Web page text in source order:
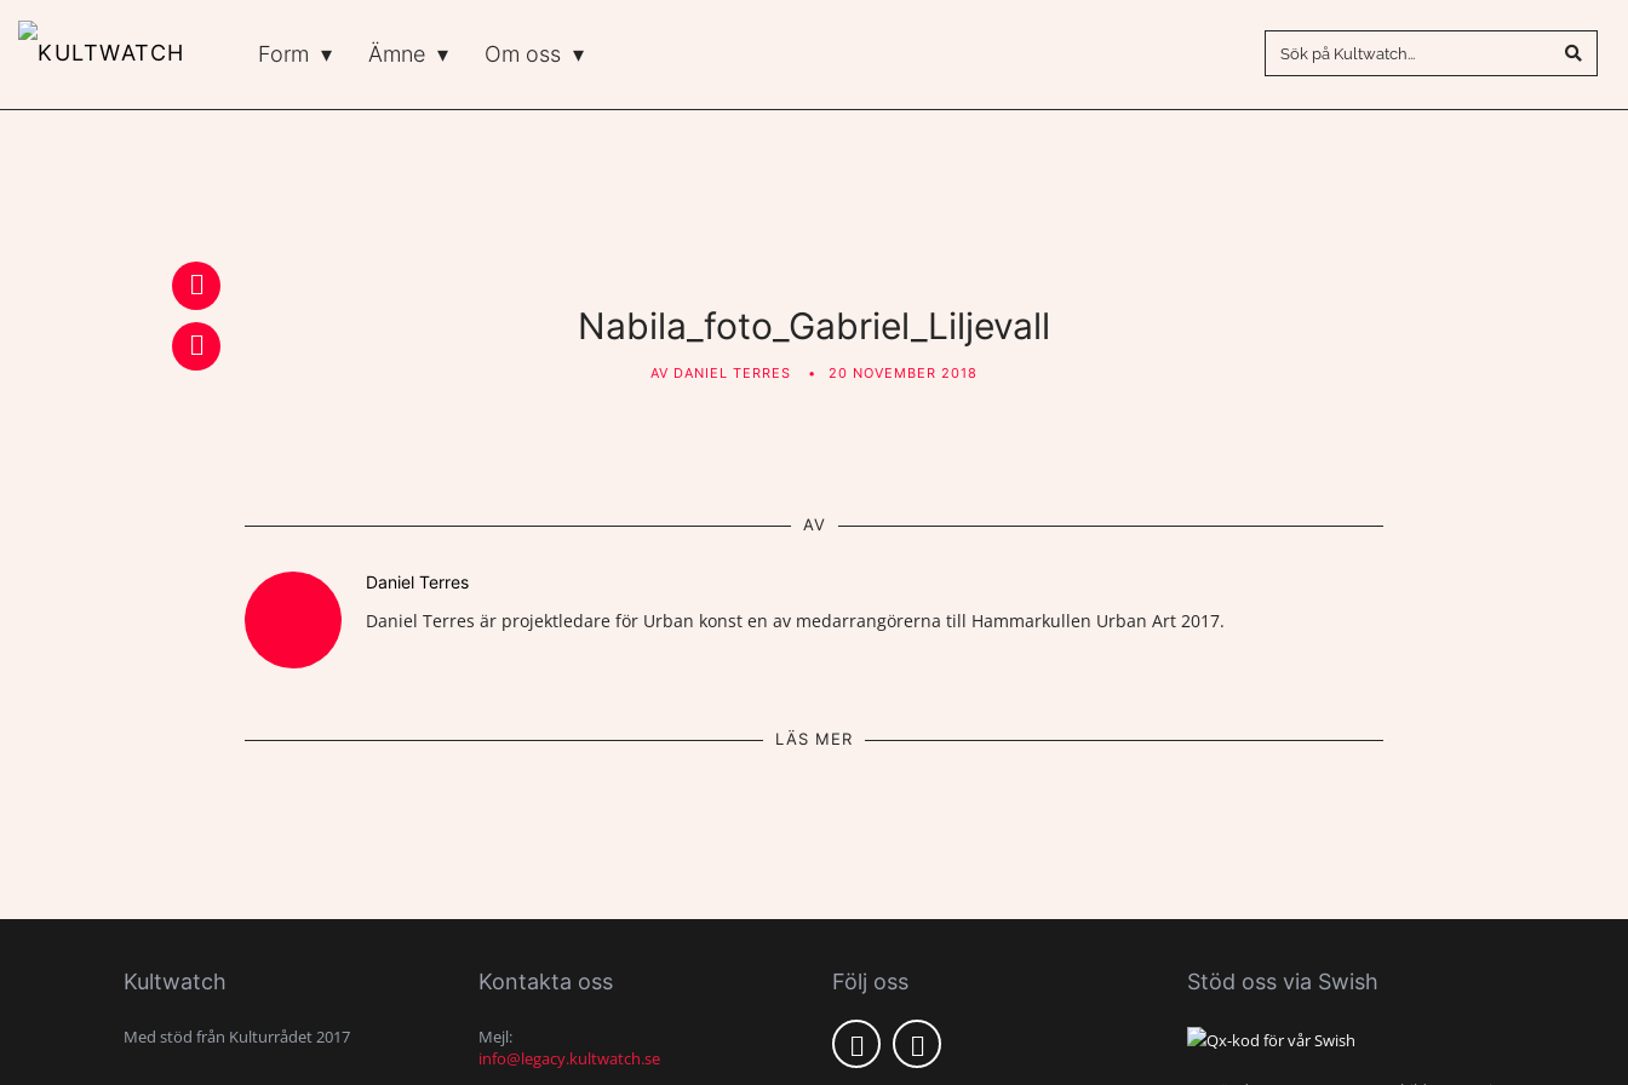
Form Ämne Om oss
Nabila_foto_Gabriel_Liljevall
AV DANIEL TERRES 20 NOVEMBER 2018
AV
Daniel Terres
Daniel Terres är projektledare för Urban konst en av medarrangörerna till Hammarkullen Urban Art 2017.
LÄS MER
Kultwatch
Med stöd från Kulturrådet 2017
Kontakta oss
Mejl:
info@legacy.kultwatch.se
Följ oss Stöd oss via Swish